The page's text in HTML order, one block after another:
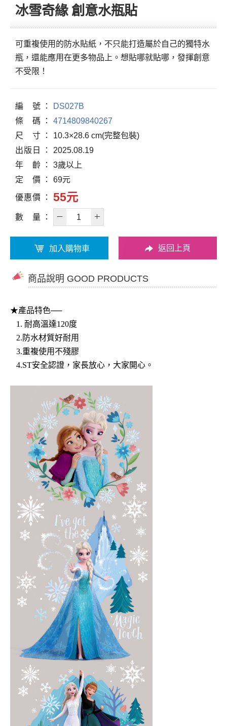
冰雪奇緣 創意水瓶貼
可重複使用的防水貼紙，不只能打造屬於自己的獨特水
瓶，還能應用在更多物品上。想貼哪就貼哪，發揮創意
不受限！
編 號
DS027B
條
碼
4714809840267
尺
寸
10.3×28.6 cm(完整包裝)
出版 日
2025.08.19
年
齡
3歲以上
定
價 69元
優惠價 55元
數 量
加入購物車 返回上頁
商品說明 GOOD PRODUCTS
★產品特色──
1. 耐高溫達120度
2.防水材質好耐用
3.重複使用不殘膠
4.ST安全認證，家長放心，大家開心。